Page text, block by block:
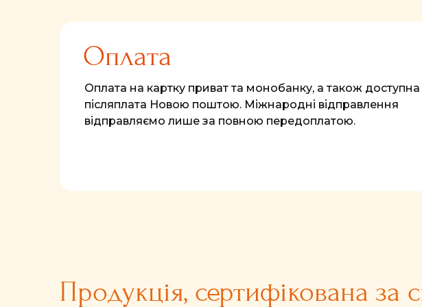
Оплата
Оплата на картку приват та монобанку, а також доступна
післяплата Новою поштою. Міжнародні відправлення
відправляємо лише за повною передоплатою.
Продукція, сертифікована за